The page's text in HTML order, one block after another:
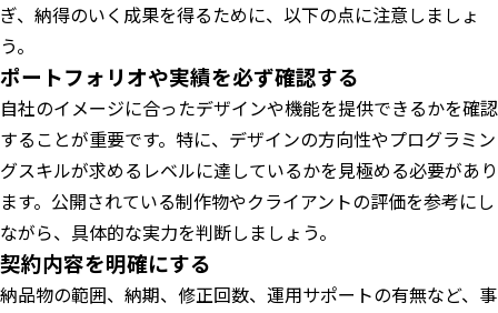
ぎ、納得のいく成果を得るために、以下の点に注意しましょ
う。
ポートフォリオや実績を必ず確認する
自社のイメージに合ったデザインや機能を提供できるかを確認
することが重要です。特に、デザインの方向性やプログラミン
グスキルが求めるレベルに達しているかを見極める必要があり
ます。公開されている制作物やクライアントの評価を参考にし
ながら、具体的な実力を判断しましょう。
契約内容を明確にする
納品物の範囲、納期、修正回数、運用サポートの有無など、事